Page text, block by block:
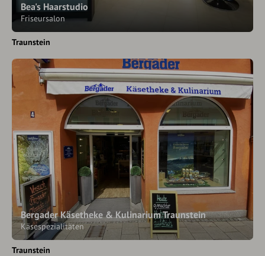
Bea's Haarstudio
Friseursalon
Traunstein
Bergader Käsetheke & Kulinarium Traunstein
Käsespezialitäten
Traunstein